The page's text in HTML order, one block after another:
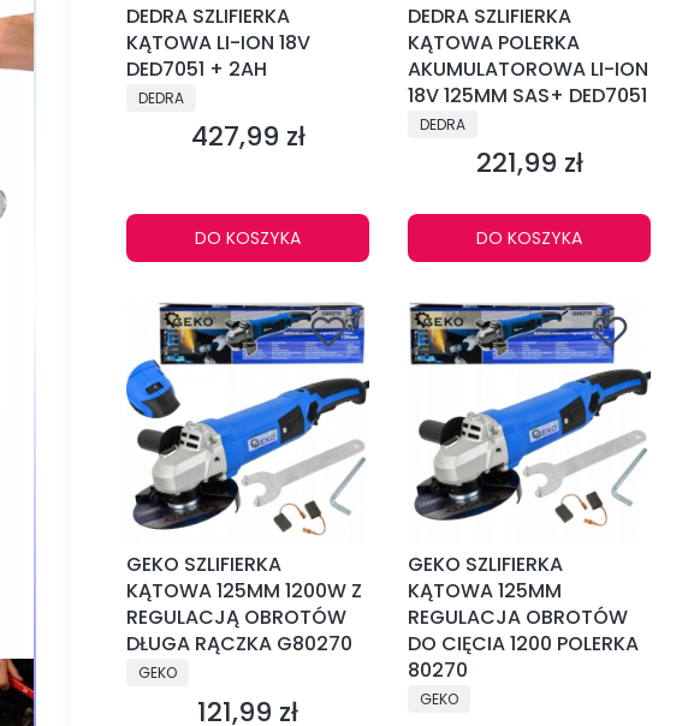
DEDRA SZLIFIERKA
KĄTOWA LI-ION 18V
DED7051 + 2AH
PRODUCENT
DEDRA
Cena
427,99 zł
DO KOSZYKA
DEDRA SZLIFIERKA
KĄTOWA POLERKA
AKUMULATOROWA LI-ION
18V 125MM SAS+ DED7051
PRODUCENT
DEDRA
Cena
221,99 zł
DO KOSZYKA
GEKO SZLIFIERKA
KĄTOWA 125MM 1200W Z
REGULACJĄ OBROTÓW
DŁUGA RĄCZKA G80270
PRODUCENT
GEKO
Cena
121,99 zł
GEKO SZLIFIERKA
KĄTOWA 125MM
REGULACJA OBROTÓW
DO CIĘCIA 1200 POLERKA
80270
PRODUCENT
GEKO